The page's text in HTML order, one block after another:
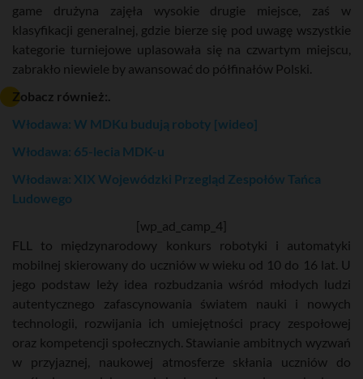
game drużyna zajęła wysokie drugie miejsce, zaś w
klasyfikacji generalnej, gdzie bierze się pod uwagę wszystkie
kategorie turniejowe uplasowała się na czwartym miejscu,
zabrakło niewiele by awansować do półfinałów Polski.
Zobacz również:.
Włodawa: W MDKu budują roboty [wideo]
Włodawa: 65-lecia MDK-u
Włodawa: XIX Wojewódzki Przegląd Zespołów Tańca
Ludowego
[wp_ad_camp_4]
FLL to międzynarodowy konkurs robotyki i automatyki
mobilnej skierowany do uczniów w wieku od 10 do 16 lat. U
jego podstaw leży idea rozbudzania wśród młodych ludzi
autentycznego zafascynowania światem nauki i nowych
technologii, rozwijania ich umiejętności pracy zespołowej
oraz kompetencji społecznych. Stawianie ambitnych wyzwań
w przyjaznej, naukowej atmosferze skłania uczniów do